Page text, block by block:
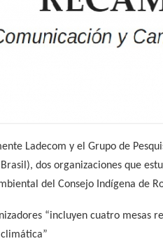
Ladecom y el Grupo de
dos organizaciones que
del Consejo Indígena de
“incluyen cuatro mesas